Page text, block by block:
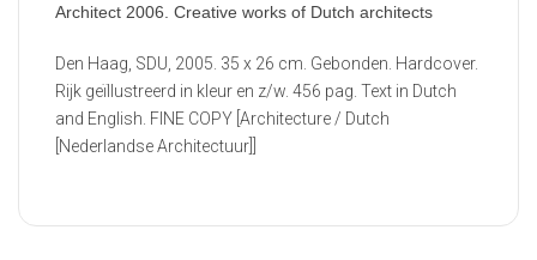
Architect 2006. Creative works of Dutch architects
Den Haag, SDU, 2005. 35 x 26 cm. Gebonden. Hardcover.
Rijk geïllustreerd in kleur en z/w. 456 pag. Text in Dutch
and English. FINE COPY [Architecture / Dutch
[Nederlandse Architectuur]]